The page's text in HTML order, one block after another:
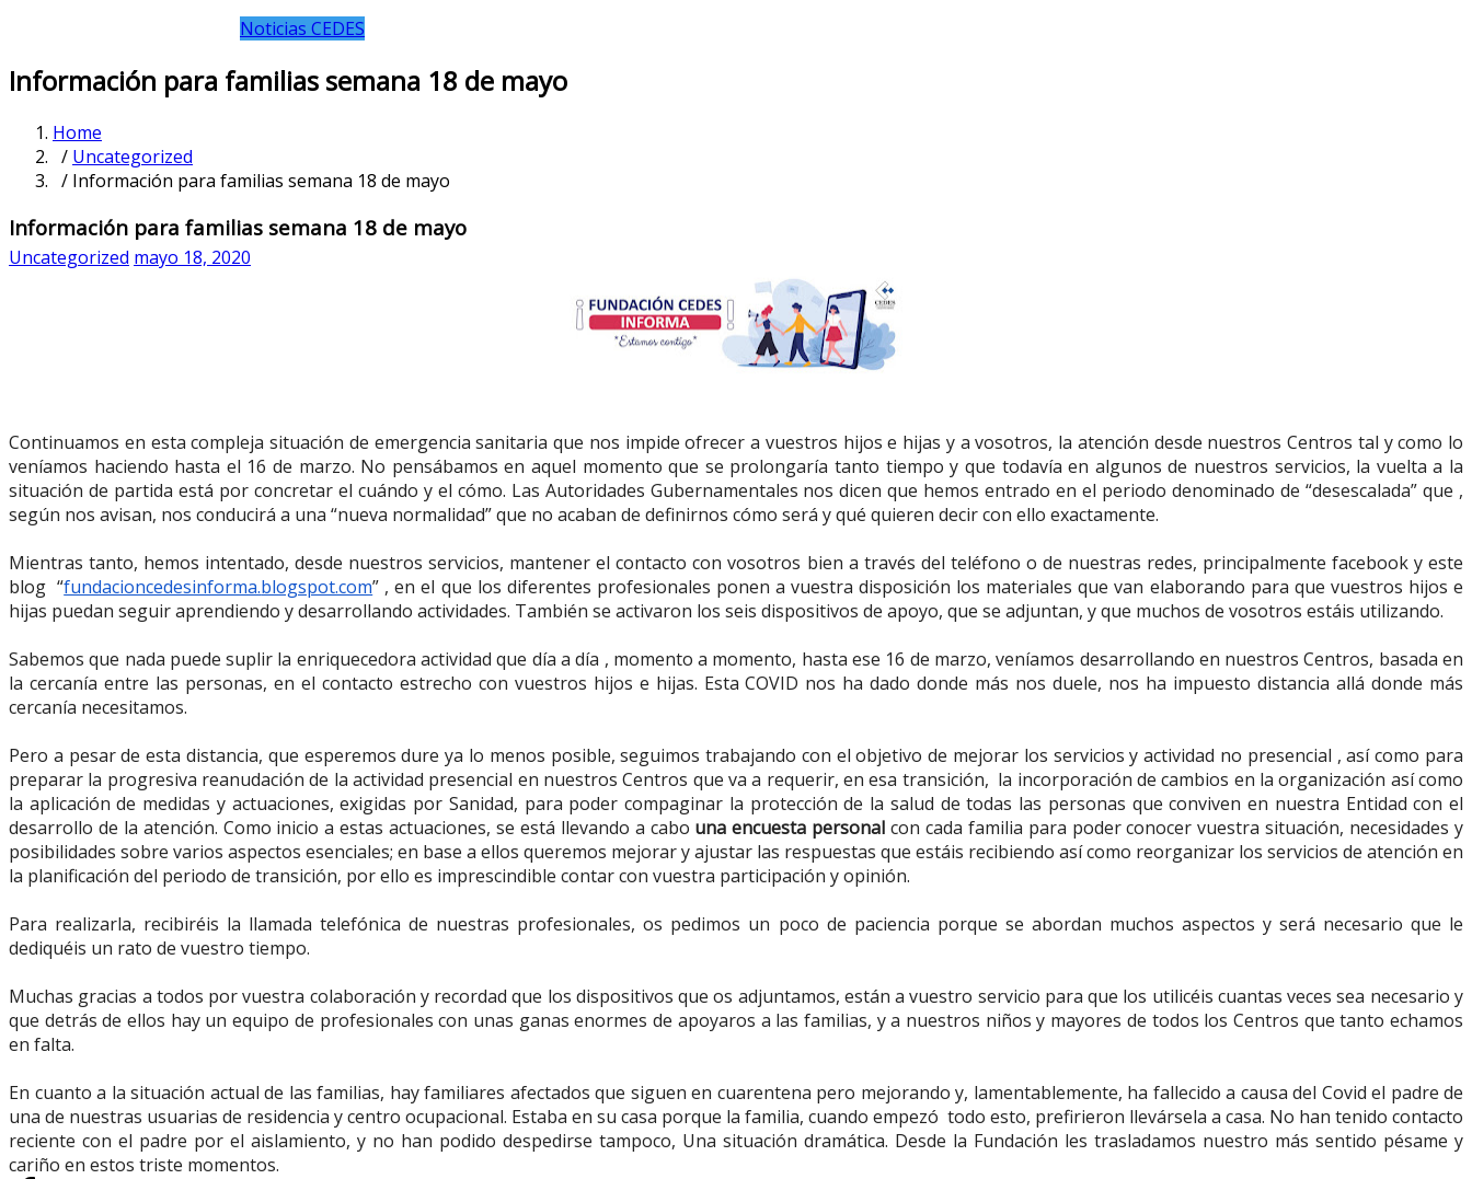
Noticias CEDES
Información para familias semana 18 de mayo
Home
/ Uncategorized
/ Información para familias semana 18 de mayo
Información para familias semana 18 de mayo
Uncategorized mayo 18, 2020
Continuamos en esta compleja situación de emergencia sanitaria que nos impide ofrecer a vuestros hijos e hijas y a vosotros, la atención desde nuestros Centros tal y como lo
veníamos haciendo hasta el 16 de marzo. No pensábamos en aquel momento que se prolongaría tanto tiempo y que todavía en algunos de nuestros servicios, la vuelta a la
situación de partida está por concretar el cuándo y el cómo. Las Autoridades Gubernamentales nos dicen que hemos entrado en el periodo denominado de “desescalada” que ,
según nos avisan, nos conducirá a una “nueva normalidad” que no acaban de definirnos cómo será y qué quieren decir con ello exactamente.
Mientras tanto, hemos intentado, desde nuestros servicios, mantener el contacto con vosotros bien a través del teléfono o de nuestras redes, principalmente facebook y este
blog “fundacioncedesinforma.blogspot.com” , en el que los diferentes profesionales ponen a vuestra disposición los materiales que van elaborando para que vuestros hijos e
hijas puedan seguir aprendiendo y desarrollando actividades. También se activaron los seis dispositivos de apoyo, que se adjuntan, y que muchos de vosotros estáis utilizando.
Sabemos que nada puede suplir la enriquecedora actividad que día a día , momento a momento, hasta ese 16 de marzo, veníamos desarrollando en nuestros Centros, basada en
la cercanía entre las personas, en el contacto estrecho con vuestros hijos e hijas. Esta COVID nos ha dado donde más nos duele, nos ha impuesto distancia allá donde más
cercanía necesitamos.
Pero a pesar de esta distancia, que esperemos dure ya lo menos posible, seguimos trabajando con el objetivo de mejorar los servicios y actividad no presencial , así como para
preparar la progresiva reanudación de la actividad presencial en nuestros Centros que va a requerir, en esa transición, la incorporación de cambios en la organización así como
la aplicación de medidas y actuaciones, exigidas por Sanidad, para poder compaginar la protección de la salud de todas las personas que conviven en nuestra Entidad con el
desarrollo de la atención. Como inicio a estas actuaciones, se está llevando a cabo una encuesta personal con cada familia para poder conocer vuestra situación, necesidades y
posibilidades sobre varios aspectos esenciales; en base a ellos queremos mejorar y ajustar las respuestas que estáis recibiendo así como reorganizar los servicios de atención en
la planificación del periodo de transición, por ello es imprescindible contar con vuestra participación y opinión.
Para realizarla, recibiréis la llamada telefónica de nuestras profesionales, os pedimos un poco de paciencia porque se abordan muchos aspectos y será necesario que le
dediquéis un rato de vuestro tiempo.
Muchas gracias a todos por vuestra colaboración y recordad que los dispositivos que os adjuntamos, están a vuestro servicio para que los utilicéis cuantas veces sea necesario y
que detrás de ellos hay un equipo de profesionales con unas ganas enormes de apoyaros a las familias, y a nuestros niños y mayores de todos los Centros que tanto echamos
en falta.
En cuanto a la situación actual de las familias, hay familiares afectados que siguen en cuarentena pero mejorando y, lamentablemente, ha fallecido a causa del Covid el padre de
una de nuestras usuarias de residencia y centro ocupacional. Estaba en su casa porque la familia, cuando empezó todo esto, prefirieron llevársela a casa. No han tenido contacto
reciente con el padre por el aislamiento, y no han podido despedirse tampoco, Una situación dramática. Desde la Fundación les trasladamos nuestro más sentido pésame y
cariño en estos triste momentos.